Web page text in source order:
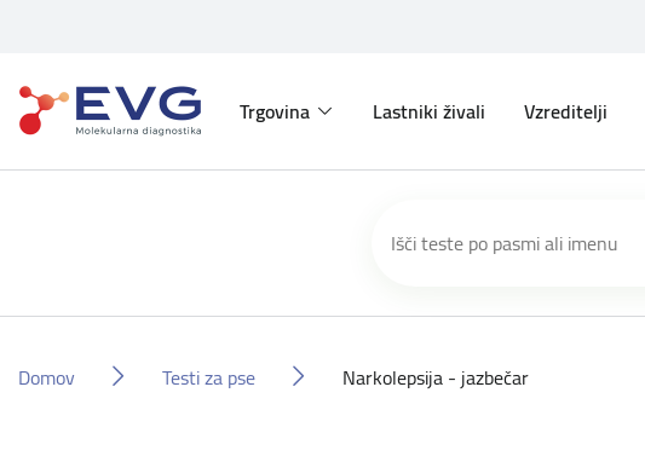
Trgovina Lastniki živali Vzreditelji
Domov Testi za pse Narkolepsija - jazbečar